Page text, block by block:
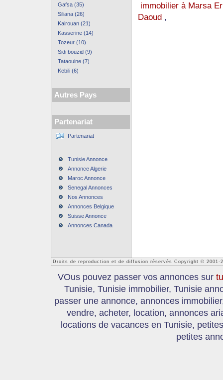
Gafsa (35)
Siliana (26)
Kairouan (21)
Kasserine (14)
Tozeur (10)
Sidi bouzid (9)
Tataouine (7)
Kebili (6)
Autres Pays
Partenariat
Partenariat
Tunisie Annonce
Annonce Algerie
Maroc Annonce
Senegal Annonces
Nos Annonces
Annonces Belgique
Suisse Annonce
Annonces Canada
immobilier à Marsa
Daoud,
Droits de reproduction et de diffusion réservés Copyright © 2001-
VOus pouvez passer vos annonces sur
Tunisie, Tunisie immobilier, Tunisie
passer une annonce, annonces
vendre, acheter, location, annonces
locations de vacances en Tunisie,
petites